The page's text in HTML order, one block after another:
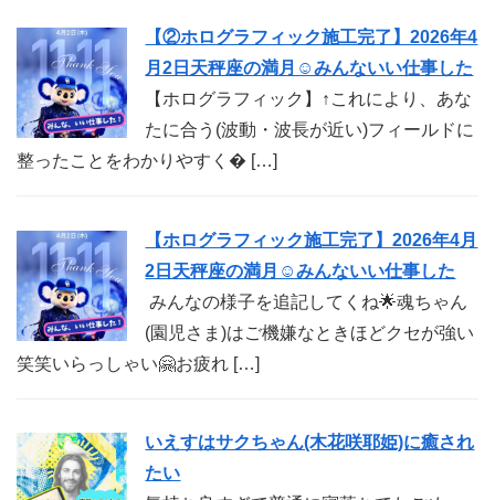
【②ホログラフィック施工完了】2026年4
月2日天秤座の満月☺︎みんないい仕事した
【ホログラフィック】↑これにより、あな
たに合う(波動・波長が近い)フィールドに
整ったことをわかりやすく� […]
【ホログラフィック施工完了】2026年4月
2日天秤座の満月☺︎みんないい仕事した
みんなの様子を追記してくね🌟魂ちゃん
(園児さま)はご機嫌なときほどクセが強い
笑笑いらっしゃい🤗お疲れ […]
いえすはサクちゃん(木花咲耶姫)に癒され
たい